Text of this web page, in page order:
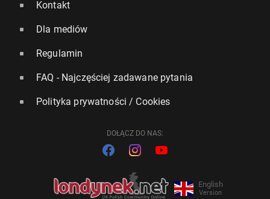
Kontakt
Dla mediów
Regulamin
FAQ - Najczęściej zadawane pytania
Polityka prywatności / Cookies
DOŁĄCZ DO NAS:
English
Version